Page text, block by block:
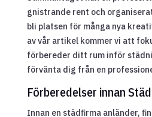
gnistrande rent och
bli platsen för många nya
av vår artikel kommer vi att
förbereder ditt rum inför
förvänta dig från en
Förberedelser innan
Innan en städfirma anländer,